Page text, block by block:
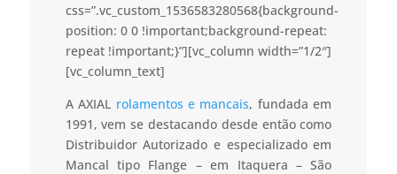
css=”.vc_custom_1536583280568{background-
position: 0 0 !important;background-repeat:
repeat !important;}”][vc_column width=”1/2″]
[vc_column_text]
A AXIAL rolamentos e mancais, fundada em
1991, vem se destacando desde então como
Distribuidor Autorizado e especializado em
Mancal tipo Flange – em Itaquera – São